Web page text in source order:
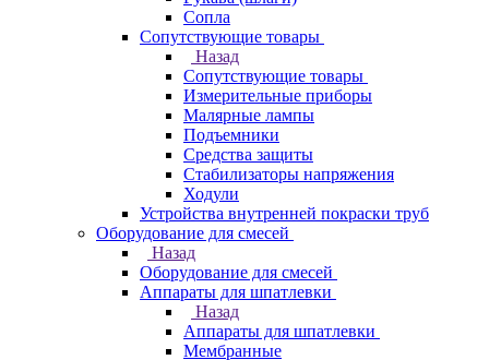
Сопла
Сопутствующие товары
Назад
Сопутствующие товары
Измерительные приборы
Малярные лампы
Подъемники
Средства защиты
Стабилизаторы напряжения
Ходули
Устройства внутренней покраски труб
Оборудование для смесей
Назад
Оборудование для смесей
Аппараты для шпатлевки
Назад
Аппараты для шпатлевки
Мембранные